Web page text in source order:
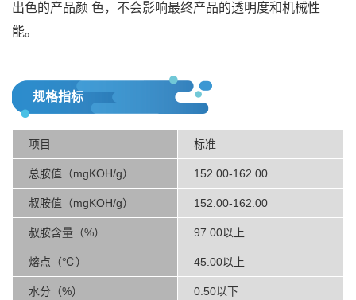
出色的产品颜 色，不会影响最终产品的透明度和机械性
能。
规格指标
项目 标准
总胺值（mgKOH/g） 152.00-162.00
叔胺值（mgKOH/g） 152.00-162.00
叔胺含量（%） 97.00以上
熔点（℃） 45.00以上
水分（%） 0.50以下